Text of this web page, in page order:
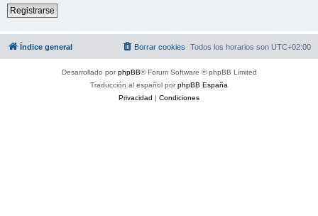
Registrarse
Índice general Todos los horarios son UTC+02:00
Borrar cookies
Desarrollado porphpBB® Forum Software © phpBB Limited
Traducción al español porphpBB España
Privacidad | Condiciones